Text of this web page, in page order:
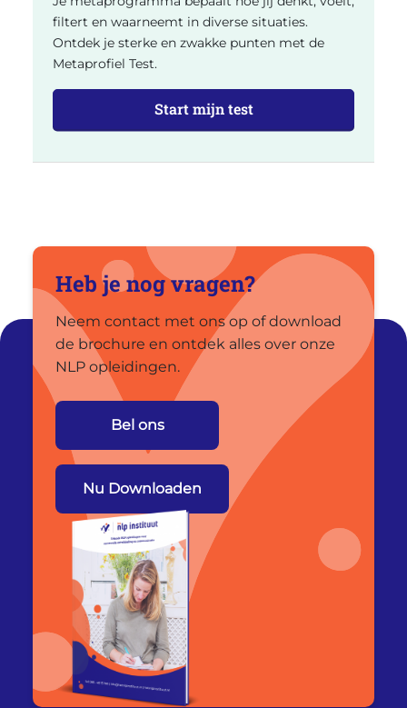
filtert en waarneemt in diverse situaties.
Ontdek je sterke en zwakke punten met de
Metaprofiel Test.
Start mijn test
Heb je nog vragen?
Neem contact met ons op of download
de brochure en ontdek alles over onze
NLP opleidingen.
Bel ons
Nu Downloaden